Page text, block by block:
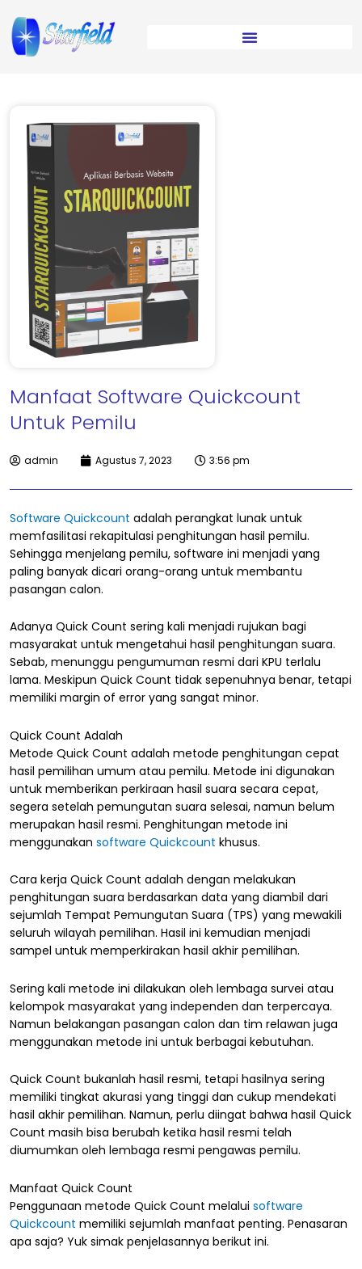
Manfaat Software Quickcount
Untuk Pemilu
admin Agustus 7, 2023 3:56 pm
Software Quickcount adalah perangkat lunak untuk
memfasilitasi rekapitulasi penghitungan hasil pemilu.
Sehingga menjelang pemilu, software ini menjadi yang
paling banyak dicari orang-orang untuk membantu
pasangan calon.
Adanya Quick Count sering kali menjadi rujukan bagi
masyarakat untuk mengetahui hasil penghitungan suara.
Sebab, menunggu pengumuman resmi dari KPU terlalu
lama. Meskipun Quick Count tidak sepenuhnya benar, tetapi
memiliki margin of error yang sangat minor.
Quick Count Adalah
Metode Quick Count adalah metode penghitungan cepat
hasil pemilihan umum atau pemilu. Metode ini digunakan
untuk memberikan perkiraan hasil suara secara cepat,
segera setelah pemungutan suara selesai, namun belum
merupakan hasil resmi. Penghitungan metode ini
menggunakan software Quickcount khusus.
Cara kerja Quick Count adalah dengan melakukan
penghitungan suara berdasarkan data yang diambil dari
sejumlah Tempat Pemungutan Suara (TPS) yang mewakili
seluruh wilayah pemilihan. Hasil ini kemudian menjadi
sampel untuk memperkirakan hasil akhir pemilihan.
Sering kali metode ini dilakukan oleh lembaga survei atau
kelompok masyarakat yang independen dan terpercaya.
Namun belakangan pasangan calon dan tim relawan juga
menggunakan metode ini untuk berbagai kebutuhan.
Quick Count bukanlah hasil resmi, tetapi hasilnya sering
memiliki tingkat akurasi yang tinggi dan cukup mendekati
hasil akhir pemilihan. Namun, perlu diingat bahwa hasil Quick
Count masih bisa berubah ketika hasil resmi telah
diumumkan oleh lembaga resmi pengawas pemilu.
Manfaat Quick Count
Penggunaan metode Quick Count melalui software
Quickcount memiliki sejumlah manfaat penting. Penasaran
apa saja? Yuk simak penjelasannya berikut ini.